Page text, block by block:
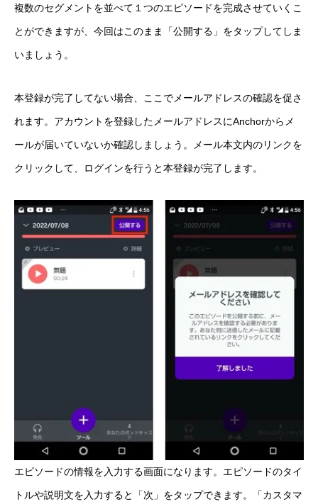
複数のセグメントを並べて１つのエピソードを完成させていくこ
とができますが、今回はこのまま「公開する」をタップしてしま
いましょう。
本登録が完了してない場合、ここでメールアドレスの確認を促さ
れます。アカウントを登録したメールアドレスにAnchorからメ
ールが届いていないか確認しましょう。メール本文内のリンクを
クリックして、ログインを行うと本登録が完了します。
エピソードの情報を入力する画面になります。エピソードのタイ
トルや説明文を入力すると「次」をタップできます。「カスタマ